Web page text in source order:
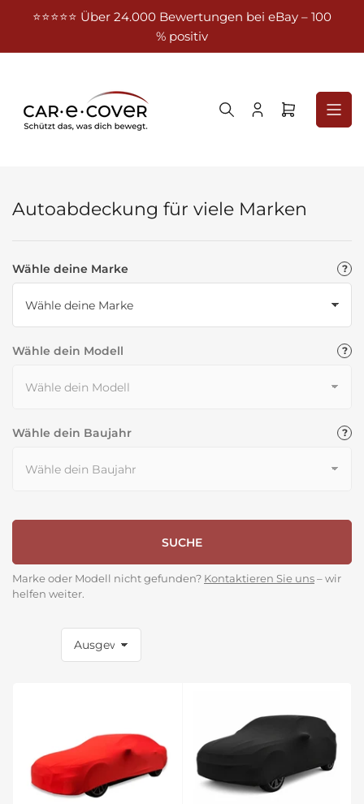
Inhalt
⭐⭐⭐⭐⭐ Über 24.000 Bewertungen bei eBay – 100
% positiv
Anmelden
Mini-
Warenkorb
Autoabdeckung für viele Marken
Wähle deine Marke
Wähle dein Modell
Wähle dein Baujahr
SUCHE
Marke oder Modell nicht gefunden? Kontaktieren Sie uns – wir
helfen weiter.
S
e
n